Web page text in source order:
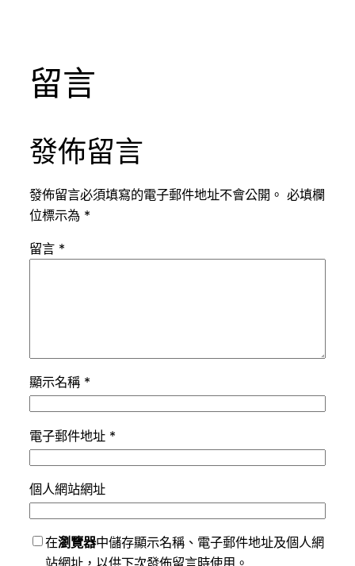
留言
發佈留言
發佈留言必須填寫的電子郵件地址不會公開。 必填欄
位標示為 *
留言 *
顯示名稱 *
電子郵件地址 *
個人網站網址
在瀏覽器中儲存顯示名稱、電子郵件地址及個人網